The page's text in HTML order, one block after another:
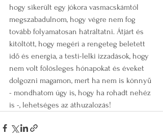
hogy sikerült egy jókora vasmacskámtól
megszabadulnom, hogy végre nem fog
tovább folyamatosan hátráltatni. Átjárt és
kitöltött, hogy megéri a rengeteg beletett
idő és energia, a testi-lelki izzadások, hogy
nem volt fölösleges hónapokat és éveket
dolgozni magamon, mert ha nem is könnyű
- mondhatom úgy is, hogy ha rohadt nehéz
is -, lehetséges az áthuzalozás!